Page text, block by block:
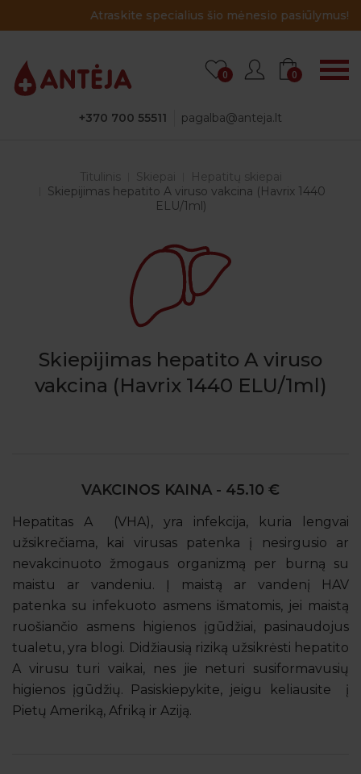
Atraskite specialius šio mėnesio pasiūlymus!
+370 700 55511 pagalba@anteja.lt
0 0
Titulinis Skiepai
Hepatitų skiepai
Skiepijimas hepatito A viruso vakcina (Havrix 1440
ELU/1ml)
Skiepijimas hepatito A viruso
vakcina (Havrix 1440 ELU/1ml)
VAKCINOS KAINA - 45.10 €
Hepatitas A (VHA), yra infekcija, kuria lengvai
užsikrečiama, kai virusas patenka į nesirgusio ar
nevakcinuoto žmogaus organizmą per burną su
maistu ar vandeniu. Į maistą ar vandenį HAV
patenka su infekuoto asmens išmatomis, jei maistą
ruošiančio asmens higienos įgūdžiai, pasinaudojus
tualetu, yra blogi. Didžiausią riziką užsikrėsti hepatito
A virusu turi vaikai, nes jie neturi susiformavusių
higienos įgūdžių. Pasiskiepykite, jeigu keliausite į
Pietų Ameriką, Afriką ir Aziją.